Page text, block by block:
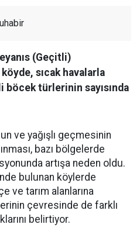
(Geçitli)
sıcak havalarla
türlerinin sayısında
ve yağışlı geçmesinin
bazı bölgelerde
artışa neden oldu.
bulunan köylerde
ve tarım alanlarına
çevresinde de farklı
belirtiyor.